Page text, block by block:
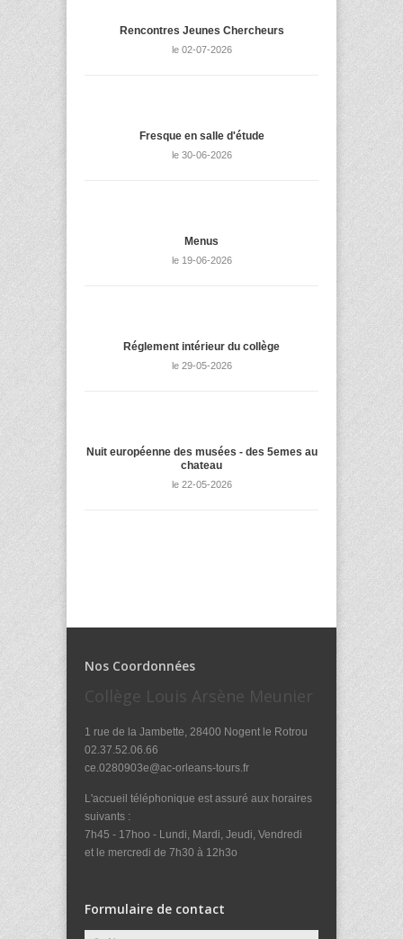
Rencontres Jeunes Chercheurs
le 02-07-2026
Fresque en salle d'étude
le 30-06-2026
Menus
le 19-06-2026
Réglement intérieur du collège
le 29-05-2026
Nuit européenne des musées - des 5emes au
chateau
le 22-05-2026
Nos Coordonnées
Collège Louis Arsène Meunier
1 rue de la Jambette, 28400 Nogent le Rotrou
02.37.52.06.66
ce.0280903e@ac-orleans-tours.fr
L'accueil téléphonique est assuré aux horaires
suivants :
7h45 - 17hoo - Lundi, Mardi, Jeudi, Vendredi
et le mercredi de 7h30 à 12h3o
Formulaire de contact